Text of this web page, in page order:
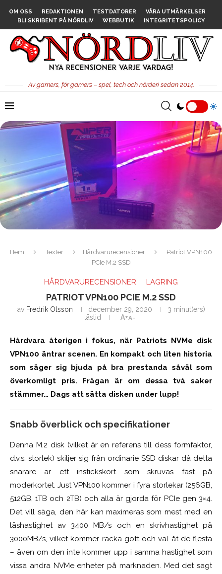
OM OSS REDAKTIONEN TESTDATORER
VÅRA UTMÄRKELSER
BLI SKRIBENT PÅ NÖRDLIV
WEBBUTIK INTEGRITETSPOLICY
Av gamers, för gamers – spel, tech och nörderi sedan 2014.
Hem Texter Hårdvarurecensioner
Patriot VPN100
PCIe M.2 SSD
HÅRDVARURECENSIONER LAGRING
PATRIOT VPN100 PCIE M.2 SSD
av Fredrik Olsson december 29, 2020
3 minut(ers)
lästid
A+A-
Hårdvara återigen i fokus, när Patriots NVMe disk
VPN100 äntrar scenen. En kompakt och liten historia
som säger sig bjuda på bra prestanda såväl som
överkomligt pris. Frågan är om dessa två saker
stämmer… Dags att sätta disken under lupp!
Snabb överblick och specifikationer
Denna M.2 disk (vilket är en referens till dess formfaktor,
d.v.s. storlek) skiljer sig från ordinarie SSD diskar då detta
snarare är ett instickskort som skruvas fast på
moderkortet. Just VPN100 kommer i fyra storlekar (256GB,
512GB, 1TB och 2TB) och alla är gjorda för PCIe gen 3×4.
Det vill säga, den här kan maximeras som mest med en
läshastighet av 3400 MB/s och en skrivhastighet på
3000MB/s, vilket kommer räcka gott och väl åt de flesta
– även om den inte kommer upp i samma hastighet som
vissa andra NVMe enheter på marknaden. Med det sagt